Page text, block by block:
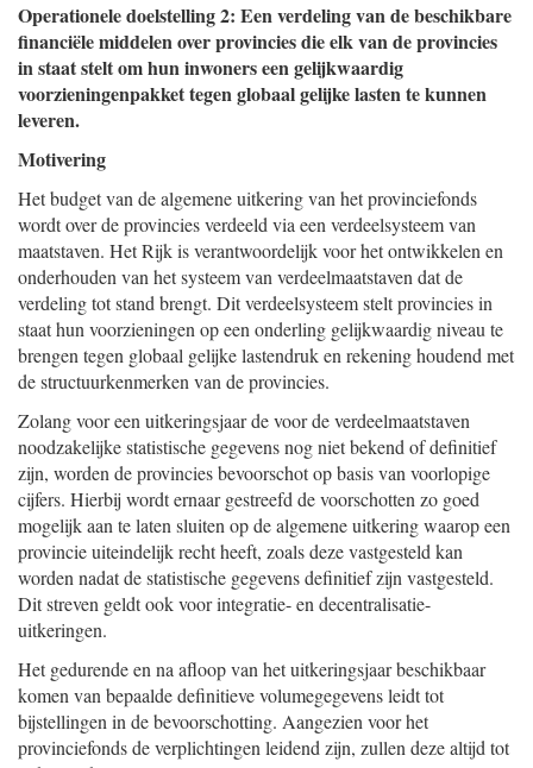
Operationele doelstelling 2: Een verdeling van de beschikbare
financiële middelen over provincies die elk van de provincies
in staat stelt om hun inwoners een gelijkwaardig
voorzieningenpakket tegen globaal gelijke lasten te kunnen
leveren.
Motivering
Het budget van de algemene uitkering van het provinciefonds
wordt over de provincies verdeeld via een verdeelsysteem van
maatstaven. Het Rijk is verantwoordelijk voor het ontwikkelen en
onderhouden van het systeem van verdeelmaatstaven dat de
verdeling tot stand brengt. Dit verdeelsysteem stelt provincies in
staat hun voorzieningen op een onderling gelijkwaardig niveau te
brengen tegen globaal gelijke lastendruk en rekening houdend met
de structuurkenmerken van de provincies.
Zolang voor een uitkeringsjaar de voor de verdeelmaatstaven
noodzakelijke statistische gegevens nog niet bekend of definitief
zijn, worden de provincies bevoorschot op basis van voorlopige
cijfers. Hierbij wordt ernaar gestreefd de voorschotten zo goed
mogelijk aan te laten sluiten op de algemene uitkering waarop een
provincie uiteindelijk recht heeft, zoals deze vastgesteld kan
worden nadat de statistische gegevens definitief zijn vastgesteld.
Dit streven geldt ook voor integratie- en decentralisatie-
uitkeringen.
Het gedurende en na afloop van het uitkeringsjaar beschikbaar
komen van bepaalde definitieve volumegegevens leidt tot
bijstellingen in de bevoorschotting. Aangezien voor het
provinciefonds de verplichtingen leidend zijn, zullen deze altijd tot